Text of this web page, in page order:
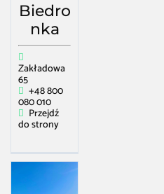
Biedro
nka
Zakładowa
65
+48 800
080 010
Przejdź
do strony